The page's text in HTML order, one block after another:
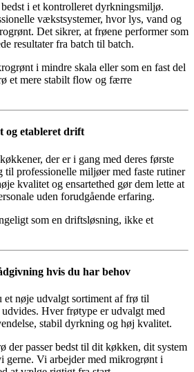
i et kontrolleret dyrkningsmiljø.
vækstsystemer, hvor lys, vand og
Det sikrer, at frøene performer som
resultater fra batch til batch.
i mindre skala eller som en fast del
et mere stabilt flow og færre
og etableret drift
der er i gang med deres første
professionelle miljøer med faste rutiner
kvalitet og ensartethed gør dem lette at
uden forudgående erfaring.
som en driftsløsning, ikke et
hvis du har behov
nøje udvalgt sortiment af frø til
Hver frøtype er udvalgt med
stabil dyrkning og høj kvalitet.
passer bedst til dit køkken, dit system
gerne. Vi arbejder med mikrogrønt i